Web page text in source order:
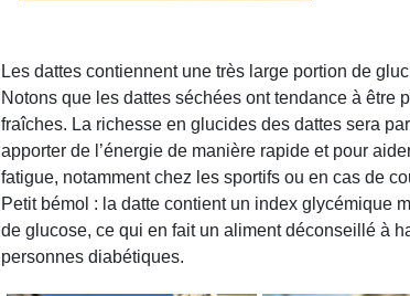
Les dattes contiennent une très large portion de
Notons que les dattes séchées ont tendance à être
fraîches. La richesse en glucides des dattes sera
apporter de l’énergie de manière rapide et pour
fatigue, notamment chez les sportifs ou en cas de
Petit bémol : la datte contient un index glycémique
de glucose, ce qui en fait un aliment déconseillé à
personnes diabétiques.